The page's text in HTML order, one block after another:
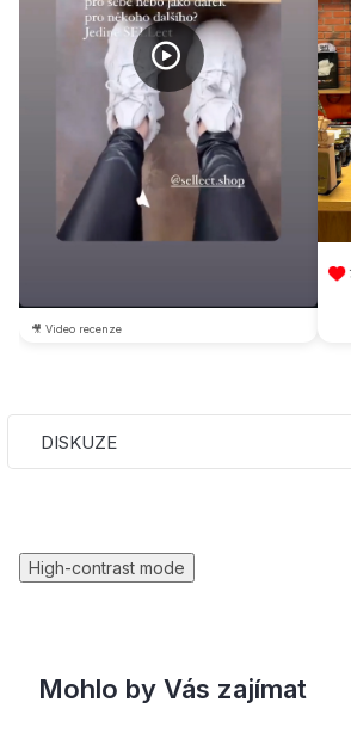
🎥 Video recenze
DISKUZE
High-contrast mode